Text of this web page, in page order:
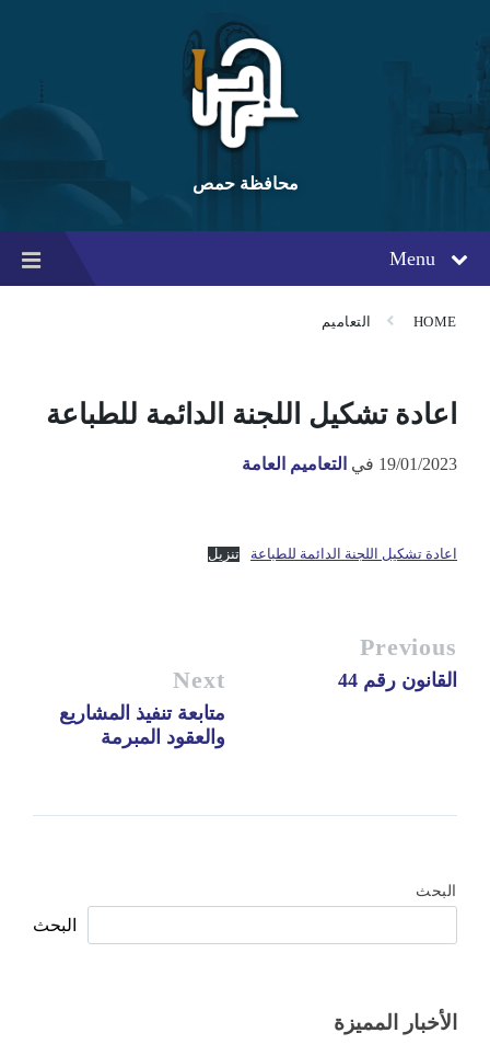
content
main
navigation
footer
محافظة حمص
Menu
HOME التعاميم
اعادة تشكيل اللجنة الدائمة للطباعة
19/01/2023 في التعاميم العامة
اعادة تشكيل اللجنة الدائمة للطباعة تنزيل
Previous
القانون رقم 44 Next
متابعة تنفيذ المشاريع
والعقود المبرمة
البحث
البحث
الأخبار المميزة